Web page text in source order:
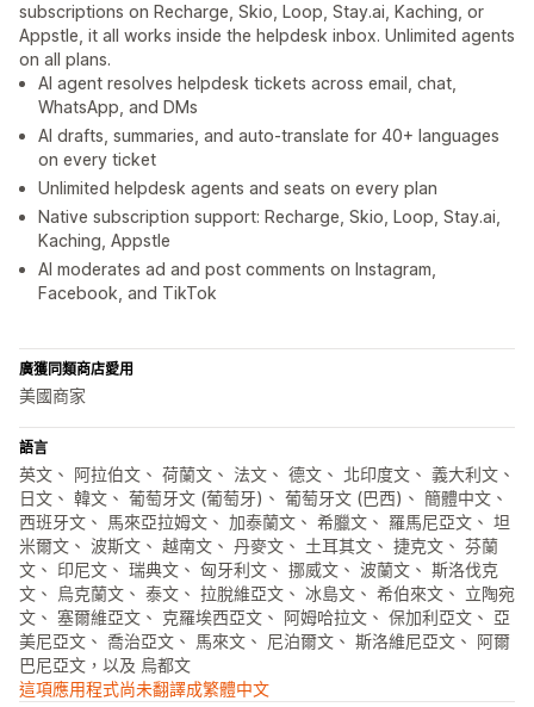
subscriptions on Recharge, Skio, Loop, Stay.ai, Kaching, or
Appstle, it all works inside the helpdesk inbox. Unlimited agents
on all plans.
AI agent resolves helpdesk tickets across email, chat,
WhatsApp, and DMs
AI drafts, summaries, and auto-translate for 40+ languages
on every ticket
Unlimited helpdesk agents and seats on every plan
Native subscription support: Recharge, Skio, Loop, Stay.ai,
Kaching, Appstle
AI moderates ad and post comments on Instagram,
Facebook, and TikTok
廣獲同類商店愛用
美國商家
語言
英文、 阿拉伯文、 荷蘭文、 法文、 德文、 北印度文、 義大利文、
日文、 韓文、 葡萄牙文 (葡萄牙)、 葡萄牙文 (巴西)、 簡體中文、
西班牙文、 馬來亞拉姆文、 加泰蘭文、 希臘文、 羅馬尼亞文、 坦
米爾文、 波斯文、 越南文、 丹麥文、 土耳其文、 捷克文、 芬蘭
文、 印尼文、 瑞典文、 匈牙利文、 挪威文、 波蘭文、 斯洛伐克
文、 烏克蘭文、 泰文、 拉脫維亞文、 冰島文、 希伯來文、 立陶宛
文、 塞爾維亞文、 克羅埃西亞文、 阿姆哈拉文、 保加利亞文、 亞
美尼亞文、 喬治亞文、 馬來文、 尼泊爾文、 斯洛維尼亞文、 阿爾
巴尼亞文，以及 烏都文
這項應用程式尚未翻譯成繁體中文